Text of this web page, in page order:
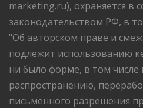
marketing.ru), охраняется в
законодательством РФ, в
"Об авторском праве и
подлежит использованию
ни было форме, в том
распространению,
письменного разрешения